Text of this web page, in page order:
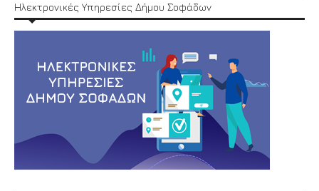
Ηλεκτρονικές Υπηρεσίες Δήμου Σοφάδων